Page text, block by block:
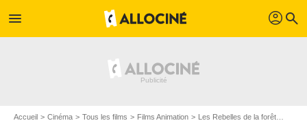
menu profil search
Accueil Cinéma Tous les films Films Animation Les Rebelles de la forêt